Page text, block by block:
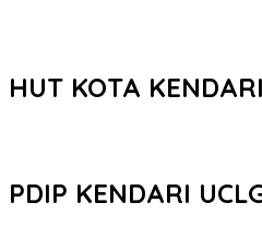
HUT KOTA
PDIP KENDARI